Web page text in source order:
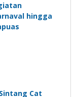
hingga
Cat